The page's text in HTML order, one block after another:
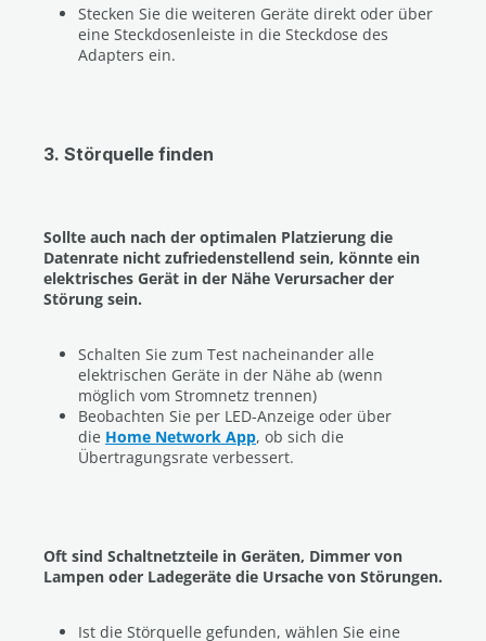
Stecken Sie die weiteren Geräte direkt oder über
eine Steckdosenleiste in die Steckdose des
Adapters ein.
3. Störquelle finden
Sollte auch nach der optimalen Platzierung die
Datenrate nicht zufriedenstellend sein, könnte ein
elektrisches Gerät in der Nähe Verursacher der
Störung sein.
Schalten Sie zum Test nacheinander alle
elektrischen Geräte in der Nähe ab (wenn
möglich vom Stromnetz trennen)
Beobachten Sie per LED-Anzeige oder über
die Home Network App, ob sich die
Übertragungsrate verbessert.
Oft sind Schaltnetzteile in Geräten, Dimmer von
Lampen oder Ladegeräte die Ursache von Störungen.
Ist die Störquelle gefunden, wählen Sie eine